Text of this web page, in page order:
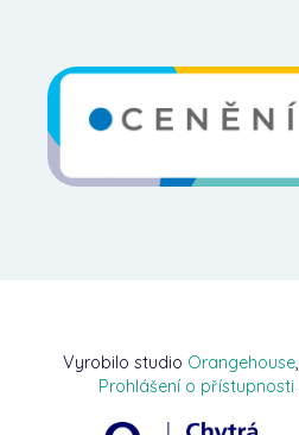
Vyrobilo studio Orangehouse,
Prohlášení o přístupnosti